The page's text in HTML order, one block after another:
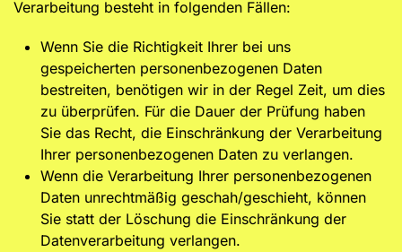
Verarbeitung besteht in folgenden Fällen:
Wenn Sie die Richtigkeit Ihrer bei uns
gespeicherten personenbezogenen Daten
bestreiten, benötigen wir in der Regel Zeit, um dies
zu überprüfen. Für die Dauer der Prüfung haben
Sie das Recht, die Einschränkung der Verarbeitung
Ihrer personenbezogenen Daten zu verlangen.
Wenn die Verarbeitung Ihrer personenbezogenen
Daten unrechtmäßig geschah/geschieht, können
Sie statt der Löschung die Einschränkung der
Datenverarbeitung verlangen.